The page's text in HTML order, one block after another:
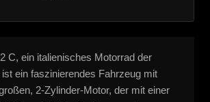
C, ein italienisches Motorrad der
ein faszinierendes Fahrzeug mit
2-Zylinder-Motor, der mit einer